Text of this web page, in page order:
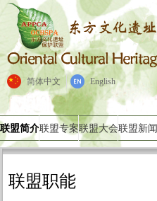
简体中文 English
联盟简介联盟专案联盟大会联盟新闻
联盟职能